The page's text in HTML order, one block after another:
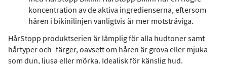
koncentration av de aktiva ingredienserna, eftersom
håren i bikinilinjen vanligtvis är mer motsträviga.
HårStopp produktserien är lämplig för alla hudtoner samt
hårtyper och -färger, oavsett om håren är grova eller mjuka
som dun, ljusa eller mörka. Idealisk för känslig hud.